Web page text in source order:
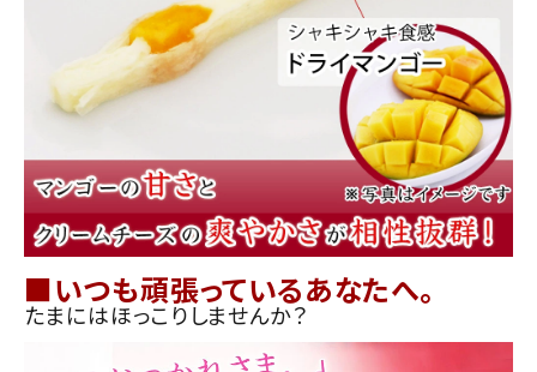
■いつも頑張っているあなたへ。
たまにはほっこりしませんか？